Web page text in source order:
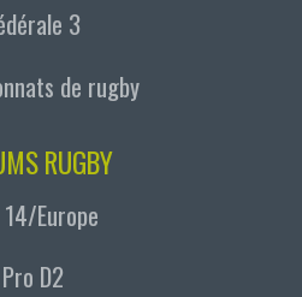
3
de rugby
RUGBY
Europe
Pro D2